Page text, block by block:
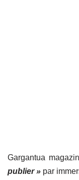
Gargantua
publier » par